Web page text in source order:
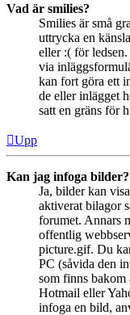
Vad är smilies?
Smilies är små
uttrycka en
eller :( för
via
kan fort göra ett
de eller inlägget
satt en gräns för
Upp
Kan jag infoga bilder?
Ja, bilder kan
aktiverat bilagor
forumet. Annars
offentlig
picture.gif. Du
PC (såvida den
som finns bakom
Hotmail eller
infoga en bild,